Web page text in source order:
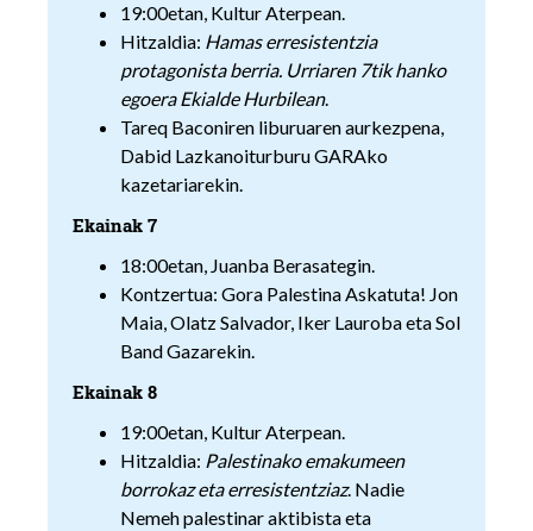
19:00etan, Kultur Aterpean.
Hitzaldia: Hamas erresistentzia
protagonista berria. Urriaren 7tik hanko
egoera Ekialde Hurbilean.
Tareq Baconiren liburuaren aurkezpena,
Dabid Lazkanoiturburu GARAko
kazetariarekin.
Ekainak 7
18:00etan, Juanba Berasategin.
Kontzertua: Gora Palestina Askatuta! Jon
Maia, Olatz Salvador, Iker Lauroba eta Sol
Band Gazarekin.
Ekainak 8
19:00etan, Kultur Aterpean.
Hitzaldia: Palestinako emakumeen
borrokaz eta erresistentziaz. Nadie
Nemeh palestinar aktibista eta